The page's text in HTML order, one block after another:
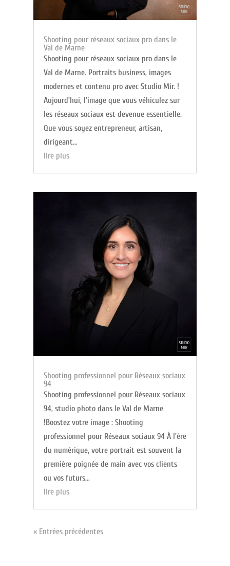
Shooting pour réseaux sociaux pro dans le
Val de Marne
Shooting pour réseaux sociaux pro dans le
Val de Marne. Portraits business, images
modernes et contenu pro avec Studio Mir. !
Aujourd’hui, l’image que vous véhiculez sur
les réseaux sociaux est devenue essentielle.
Que vous soyez entrepreneur, artisan,
dirigeant...
lire plus
Shooting professionnel pour Réseaux sociaux
94
Shooting professionnel pour Réseaux sociaux
94, studio photo dans le Val de Marne
!Boostez votre image : Shooting
professionnel pour Réseaux sociaux 94 À l'ère
du numérique, votre portrait est souvent la
première poignée de main avec vos clients
ou vos futurs...
lire plus
« Entrées précédentes